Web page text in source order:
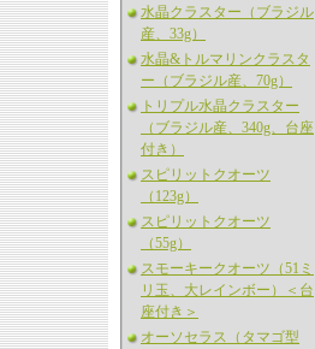
水晶クラスター（ブラジル
産、33g）
水晶&トルマリンクラスタ
ー（ブラジル産、70g）
トリプル水晶クラスター
（ブラジル産、340g、台座
付き）
スピリットクオーツ
（123g）
スピリットクオーツ
（55g）
スモーキークオーツ（51ミ
リ玉、大レインボー）＜台
座付き＞
オーソセラス（タマゴ型